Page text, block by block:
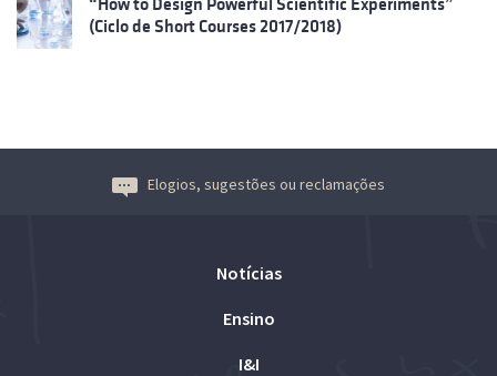
“How to Design Powerful Scientific Experiments”
(Ciclo de Short Courses 2017/2018)
Elogios, sugestões ou reclamações
Notícias
Ensino
I&I